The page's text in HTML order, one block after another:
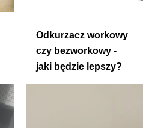
Odkurzacz workowy
czy bezworkowy -
jaki będzie lepszy?